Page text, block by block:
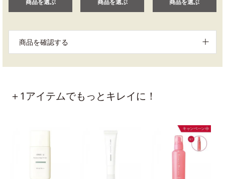
商品を確認する
＋1アイテムでもっとキレイに！